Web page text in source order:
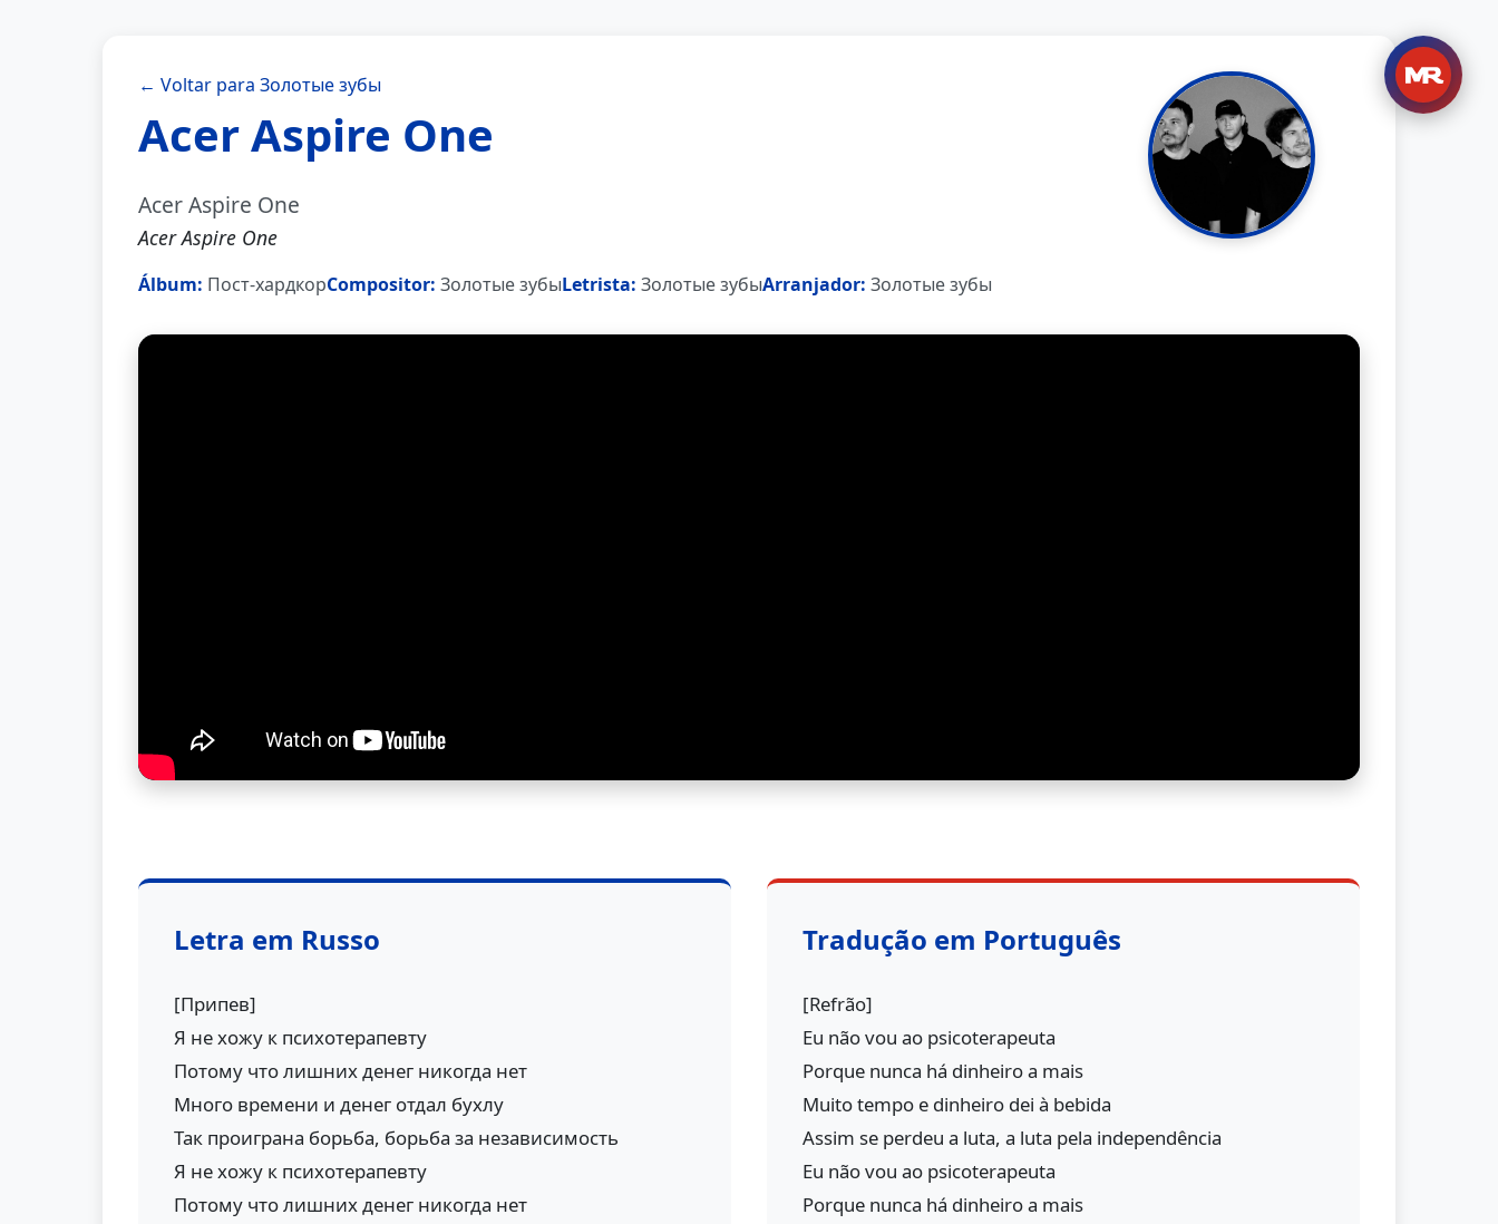
← Voltar para Золотые зубы
Acer Aspire One
Acer Aspire One
Acer Aspire One
Álbum: Пост-хардкорCompositor: Золотые зубыLetrista: Золотые зубыArranjador: Золотые зубы
Letra em Russo
[Припев]
Я не хожу к психотерапевту
Потому что лишних денег никогда нет
Много времени и денег отдал бухлу
Так проиграна борьба, борьба за независимость
Я не хожу к психотерапевту
Потому что лишних денег никогда нет
Tradução em Português
[Refrão]
Eu não vou ao psicoterapeuta
Porque nunca há dinheiro a mais
Muito tempo e dinheiro dei à bebida
Assim se perdeu a luta, a luta pela independência
Eu não vou ao psicoterapeuta
Porque nunca há dinheiro a mais